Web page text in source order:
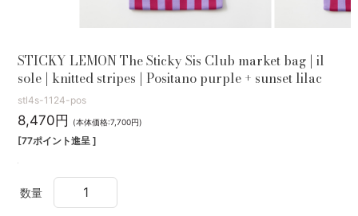
STICKY LEMON The Sticky Sis Club market bag | il
sole | knitted stripes | Positano purple + sunset lilac
stl4s-1124-pos
8,470円 (本体価格:7,700円)
[77ポイント進呈 ]
数量